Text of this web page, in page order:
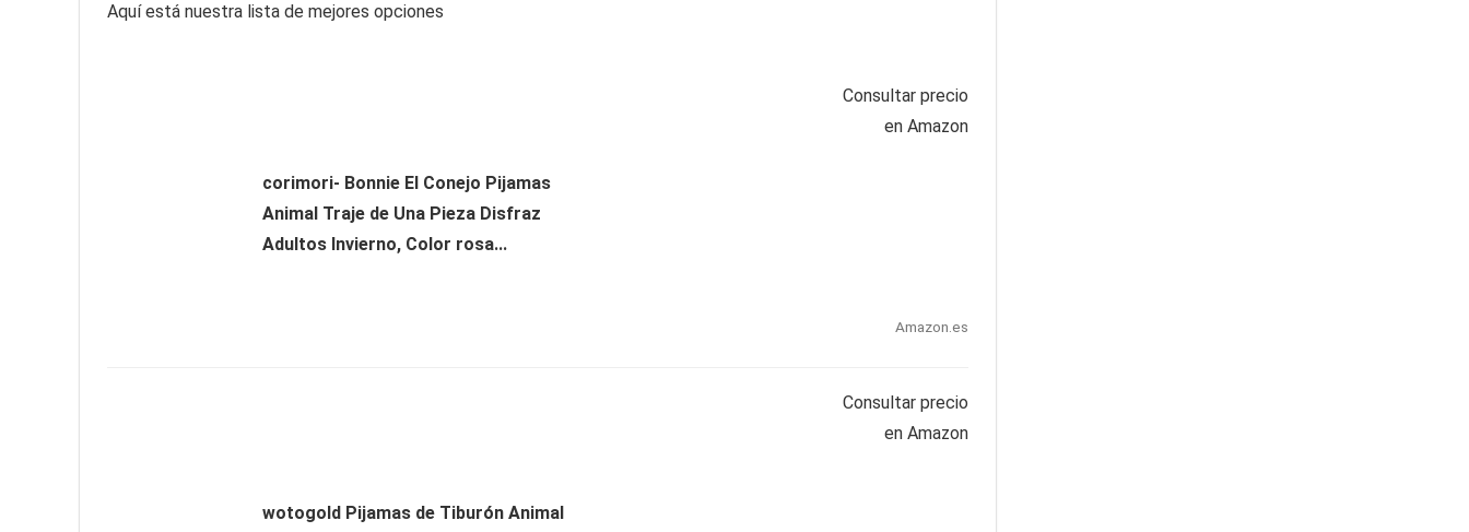
Aquí está nuestra lista de mejores opciones
corimori- Bonnie El Conejo Pijamas
Animal Traje de Una Pieza Disfraz
Adultos Invierno, Color rosa...
Consultar precio
en Amazon
Amazon.es
wotogold Pijamas de Tiburón Animal
Consultar precio
en Amazon